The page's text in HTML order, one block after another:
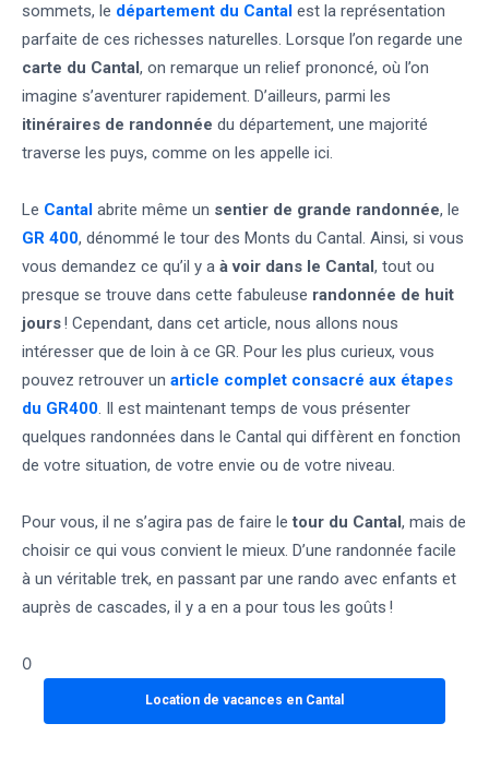
sommets, le département du Cantal est la représentation
parfaite de ces richesses naturelles. Lorsque l’on regarde une
carte du Cantal, on remarque un relief prononcé, où l’on
imagine s’aventurer rapidement. D’ailleurs, parmi les
itinéraires de randonnée du département, une majorité
traverse les puys, comme on les appelle ici.
Le Cantal abrite même un sentier de grande randonnée, le
GR 400, dénommé le tour des Monts du Cantal. Ainsi, si vous
vous demandez ce qu’il y a à voir dans le Cantal, tout ou
presque se trouve dans cette fabuleuse randonnée de huit
jours! Cependant, dans cet article, nous allons nous
intéresser que de loin à ce GR. Pour les plus curieux, vous
pouvez retrouver un article complet consacré aux étapes
du GR400. Il est maintenant temps de vous présenter
quelques randonnées dans le Cantal qui diffèrent en fonction
de votre situation, de votre envie ou de votre niveau.
Pour vous, il ne s’agira pas de faire letour du Cantal, mais de
choisir ce qui vous convient le mieux. D’une randonnée facile
à un véritable trek, en passant par une rando avec enfants et
auprès de cascades, il y a en a pour tous les goûts !
0
Location de vacances en Cantal